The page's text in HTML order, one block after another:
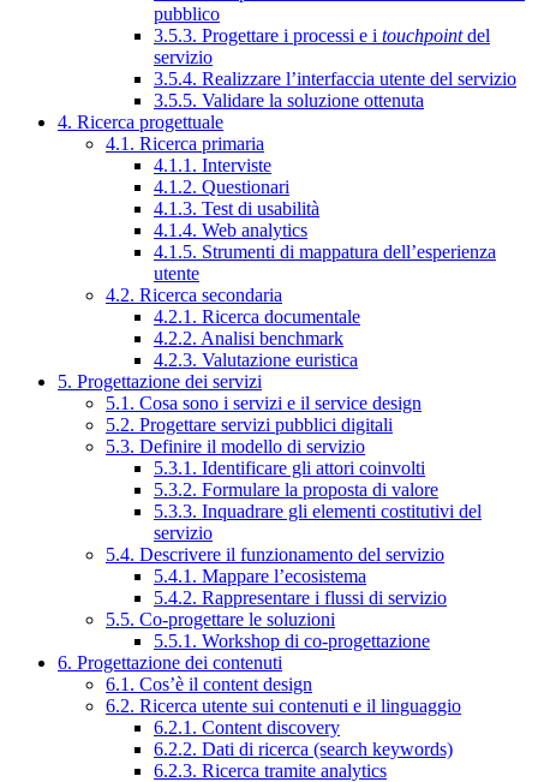
pubblico
3.5.3. Progettare i processi e i touchpointdel
servizio
3.5.4. Realizzare l’interfaccia utente del servizio
3.5.5. Validare la soluzione ottenuta
4. Ricerca progettuale
4.1. Ricerca primaria
4.1.1. Interviste
4.1.2. Questionari
4.1.3. Test di usabilità
4.1.4. Web analytics
4.1.5. Strumenti di mappatura dell’esperienza
utente
4.2. Ricerca secondaria
4.2.1. Ricerca documentale
4.2.2. Analisi benchmark
4.2.3. Valutazione euristica
5. Progettazione dei servizi
5.1. Cosa sono i servizi e il service design
5.2. Progettare servizi pubblici digitali
5.3. Definire il modello di servizio
5.3.1. Identificare gli attori coinvolti
5.3.2. Formulare la proposta di valore
5.3.3. Inquadrare gli elementi costitutivi del
servizio
5.4. Descrivere il funzionamento del servizio
5.4.1. Mappare l’ecosistema
5.4.2. Rappresentare i flussi di servizio
5.5. Co-progettare le soluzioni
5.5.1. Workshop di co-progettazione
6. Progettazione dei contenuti
6.1. Cos’è il content design
6.2. Ricerca utente sui contenuti e il linguaggio
6.2.1. Content discovery
6.2.2. Dati di ricerca (search keywords)
6.2.3. Ricerca tramite analytics